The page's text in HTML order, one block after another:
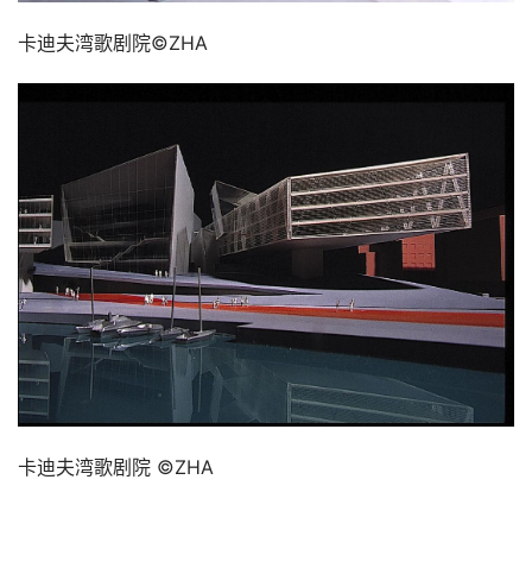
卡迪夫湾歌剧院©ZHA
卡迪夫湾歌剧院 ©ZHA